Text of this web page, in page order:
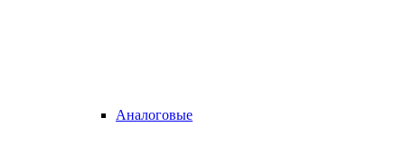
Аналоговые